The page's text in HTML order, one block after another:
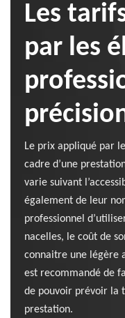
Les
par les
Le prix appliqué par
cadre d’une
varie suivant
également de leur
professionnel
nacelles, le coût de
connaitre une légère
est recommandé de
de pouvoir prévoir la
prestation.